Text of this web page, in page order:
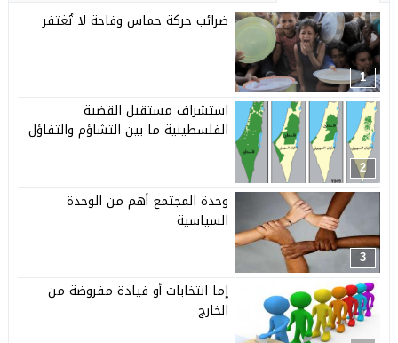
1
ضرائب حركة حماس وقاحة لا تُغتفر
2
استشراف مستقبل القضية
الفلسطينية ما بين التشاؤم والتفاؤل
3
وحدة المجتمع أهم من الوحدة
السياسية
إما انتخابات أو قيادة مفروضة من
الخارج